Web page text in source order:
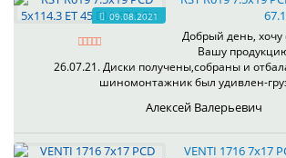
09.08.2021
Добрый день, хочу
Вашу
26.07.21. Диски получены,собраны и
шиномонтажник был удивлен-
Алексей Валерьевич
VENTI 1716 7x17